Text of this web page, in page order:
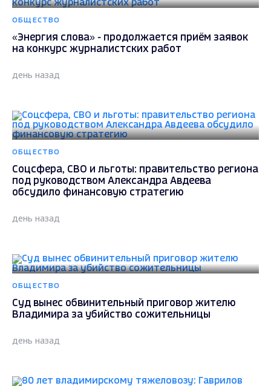
ОБЩЕСТВО
«Энергия слова» - продолжается приём заявок
на конкурс журналистских работ
день назад
ОБЩЕСТВО
Соцсфера, СВО и льготы: правительство региона
под руководством Александра Авдеева
обсудило финансовую стратегию
день назад
ОБЩЕСТВО
Суд вынес обвинительный приговор жителю
Владимира за убийство сожительницы
день назад